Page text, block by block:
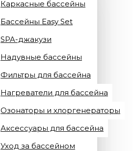
Каркасные бассейны
Бассейны Easy Set
SPA-джакузи
Надувные бассейны
Фильтры для бассейна
Нагреватели для бассейна
Озонаторы и хлоргенераторы
Аксессуары для бассейна
Уход за бассейном